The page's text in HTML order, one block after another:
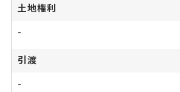
土地権利
-
引渡
-